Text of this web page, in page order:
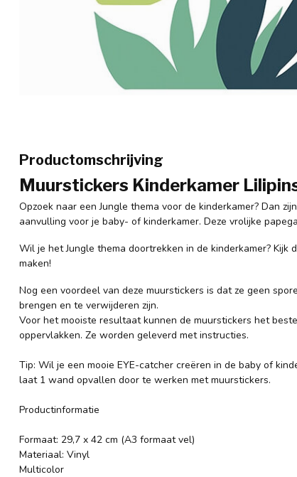
Productomschrijving
Muurstickers Kinderkamer
Opzoek naar een Jungle thema voor de kinderkamer? Dan
aanvulling voor je baby- of kinderkamer. Deze vrolijke
Wil je het Jungle thema doortrekken in de kinderkamer?
maken!
Nog een voordeel van deze muurstickers is dat ze geen
brengen en te verwijderen zijn.
Voor het mooiste resultaat kunnen de muurstickers het
oppervlakken. Ze worden geleverd met instructies.
Tip: Wil je een mooie EYE-catcher creëren in de baby of
laat 1 wand opvallen door te werken met muurstickers.
Productinformatie
Formaat: 29,7 x 42 cm (A3 formaat vel)
Materiaal: Vinyl
Multicolor